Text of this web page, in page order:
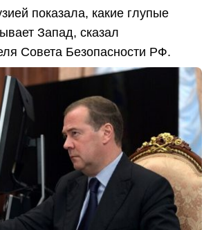
показала, какие глупые
Запад, сказал
Совета Безопасности РФ.